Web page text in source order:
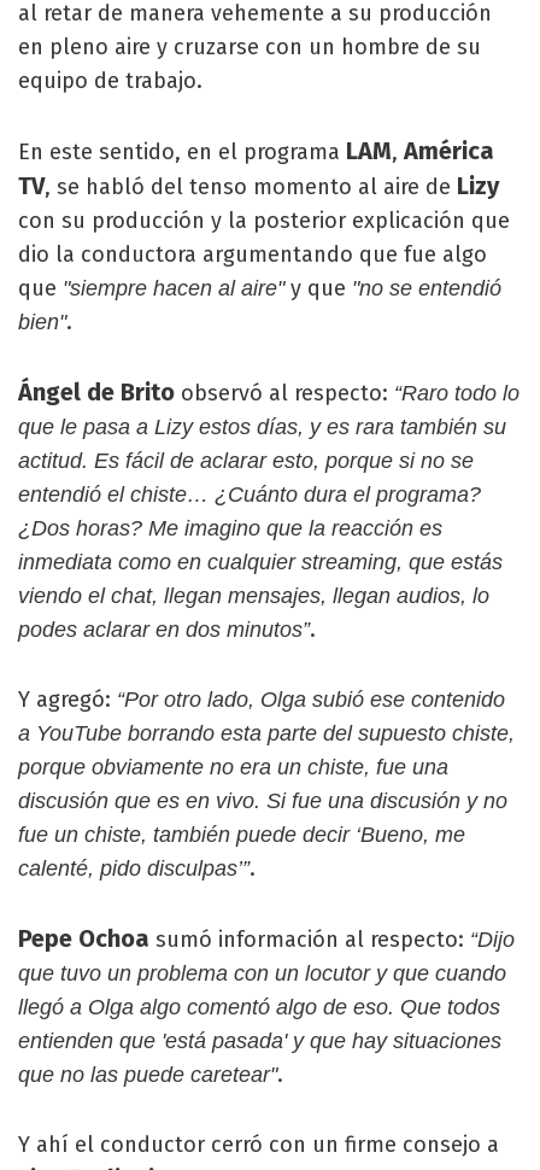
al retar de manera vehemente a su producción
en pleno aire y cruzarse con un hombre de su
equipo de trabajo.
En este sentido, en el programa LAM,América
TV, se habló del tenso momento al aire de Lizy
con su producción y la posterior explicación que
dio la conductora argumentando que fue algo
que "siempre hacen al aire"y que "no se entendió
bien".
Ángel de Brito observó al respecto: “Raro todo lo
que le pasa a Lizy estos días, y es rara también su
actitud. Es fácil de aclarar esto, porque si no se
entendió el chiste… ¿Cuánto dura el programa?
¿Dos horas? Me imagino que la reacción es
inmediata como en cualquier streaming, que estás
viendo el chat, llegan mensajes, llegan audios, lo
podes aclarar en dos minutos”.
Y agregó: “Por otro lado, Olga subió ese contenido
a YouTube borrando esta parte del supuesto chiste,
porque obviamente no era un chiste, fue una
discusión que es en vivo. Si fue una discusión y no
fue un chiste, también puede decir ‘Bueno, me
calenté, pido disculpas’”.
Pepe Ochoa sumó información al respecto: “Dijo
que tuvo un problema con un locutor y que cuando
llegó a Olga algo comentó algo de eso. Que todos
entienden que 'está pasada' y que hay situaciones
que no las puede caretear".
Y ahí el conductor cerró con un firme consejo a